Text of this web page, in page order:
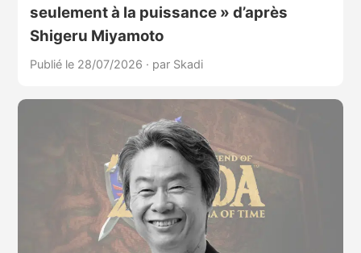
seulement à la puissance » d’après
Shigeru Miyamoto
Publié le 28/07/2026 · par Skadi